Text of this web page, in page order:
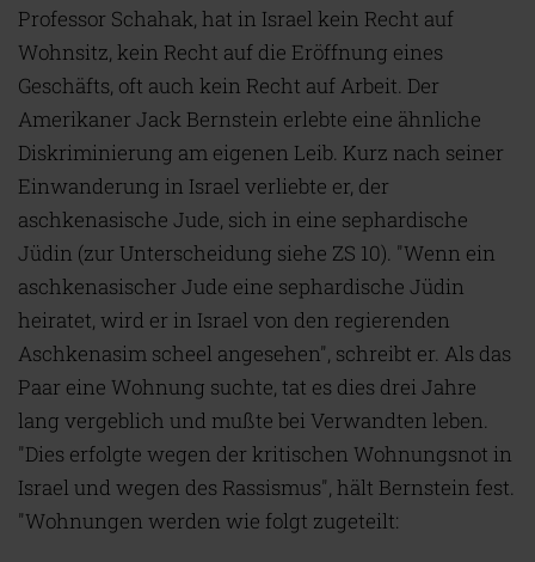
Professor Schahak, hat in Israel kein Recht auf
Wohnsitz, kein Recht auf die Eröffnung eines
Geschäfts, oft auch kein Recht auf Arbeit. Der
Amerikaner Jack Bernstein erlebte eine ähnliche
Diskriminierung am eigenen Leib. Kurz nach seiner
Einwanderung in Israel verliebte er, der
aschkenasische Jude, sich in eine sephardische
Jüdin (zur Unterscheidung siehe ZS 10). "Wenn ein
aschkenasischer Jude eine sephardische Jüdin
heiratet, wird er in Israel von den regierenden
Aschkenasim scheel angesehen", schreibt er. Als das
Paar eine Wohnung suchte, tat es dies drei Jahre
lang vergeblich und mußte bei Verwandten leben.
"Dies erfolgte wegen der kritischen Wohnungsnot in
Israel und wegen des Rassismus", hält Bernstein fest.
"Wohnungen werden wie folgt zugeteilt: